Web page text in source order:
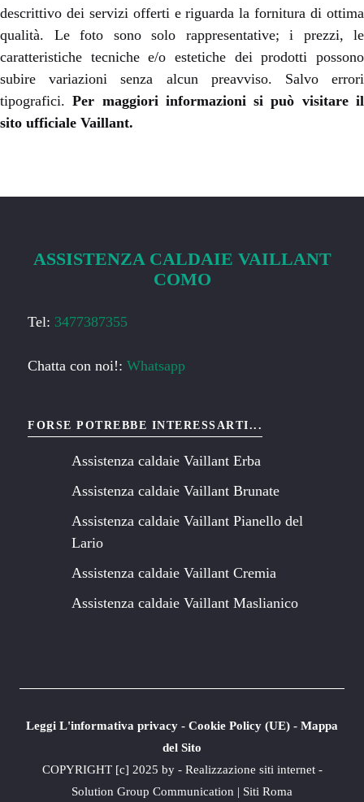
descrittivo dei servizi offerti e riguarda la fornitura di ottima
qualità. Le foto sono solo rappresentative; i prezzi, le
caratteristiche tecniche e/o estetiche dei prodotti possono
subire variazioni senza alcun preavviso. Salvo errori
tipografici.Per maggiori informazioni si può visitare il
sito ufficiale Vaillant.
ASSISTENZA CALDAIE VAILLANT
COMO
Tel: 3477387355
Chatta con noi!: Whatsapp
FORSE POTREBBE INTERESSARTI...
Assistenza caldaie Vaillant Erba
Assistenza caldaie Vaillant Brunate
Assistenza caldaie Vaillant Pianello del
Lario
Assistenza caldaie Vaillant Cremia
Assistenza caldaie Vaillant Maslianico
Leggi L'informativa privacy - Cookie Policy (UE) - Mappa
del Sito
COPYRIGHT [c] 2025 by - Realizzazione siti internet-
Solution Group Communication | Siti Roma